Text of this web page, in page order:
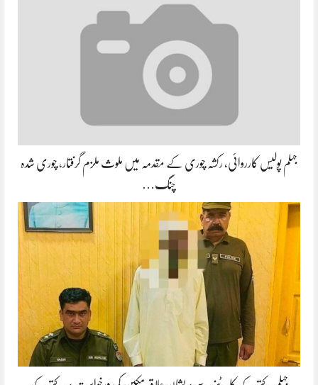
جہلم پولیس کارروائی، رکشہ چوری کے مقدمہ میں ملوث ملزم گرفتار، چوری شدہ
چنگ…